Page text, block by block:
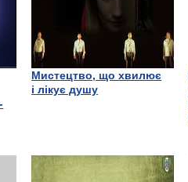
Мистецтво, що хвилює
і лікує душу